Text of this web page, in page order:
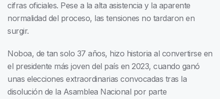
cifras oficiales. Pese a la alta asistencia y la aparente
normalidad del proceso, las tensiones no tardaron en
surgir.
Noboa, de tan solo 37 años, hizo historia al convertirse en
el presidente más joven del país en 2023, cuando ganó
unas elecciones extraordinarias convocadas tras la
disolución de la Asamblea Nacional por parte